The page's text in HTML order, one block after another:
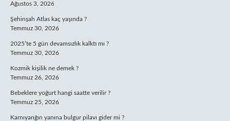
Ağustos 3, 2026
Şehinşah Atlas kaç yaşında ?
Temmuz 30, 2026
2025’te 5 gün devamsızlık kalktı mı ?
Temmuz 30, 2026
Kozmik kişilik ne demek ?
Temmuz 26, 2026
Bebeklere yoğurt hangi saatte verilir ?
Temmuz 25, 2026
Karnıyarığın yanına bulgur pilavı gider mi ?